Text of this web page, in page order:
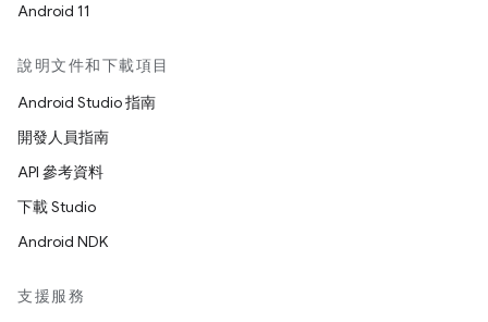
Android 11
說明文件和下載項目
Android Studio 指南
開發人員指南
API 參考資料
下載 Studio
Android NDK
支援服務